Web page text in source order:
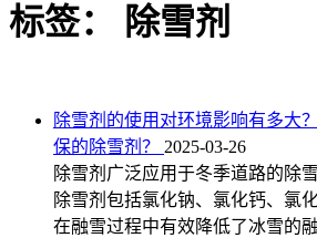
标签： 除雪剂
除雪剂的使用对环境影响有多大
保的除雪剂？
2025-03-26
除雪剂广泛应用于冬季道路的除
除雪剂包括氯化钠、氯化钙、氯
在融雪过程中有效降低了冰雪的